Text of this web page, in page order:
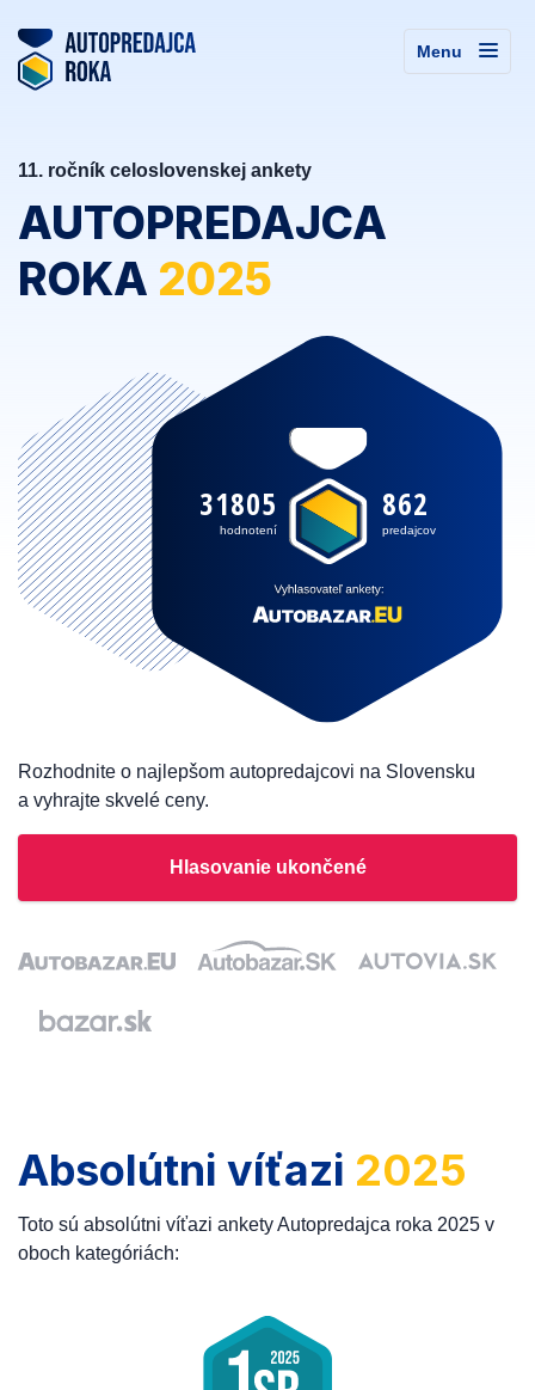
Menu
11. ročník celoslovenskej ankety
AUTOPREDAJCA
ROKA 2025
862
predajcov
31805
hodnotení
Rozhodnite o najlepšom autopredajcovi na Slovensku
a vyhrajte skvelé ceny.
Hlasovanie ukončené
Absolútni víťazi 2025
Toto sú absolútni víťazi ankety Autopredajca roka 2025 v
oboch kategóriách: